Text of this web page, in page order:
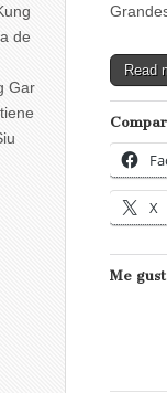
Read
X
Me
de
Gar